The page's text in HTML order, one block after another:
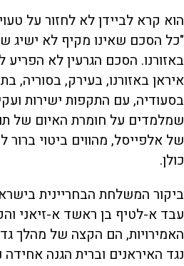
הוא קרא לביידן לא לחזור על
"כל הסכם שאינו מקיף לא ישיג
באזורנו. הסכם הגרעין לא
איראן באזורנו, בעירק, בסוריה,
בסעודיה, עם התקפות ישירות
שמלמדים על חומרת האיום של
של אלפייסל, מהווים ביטוי
כולן.
ביקור המשלחת הבחריינית
עבד א-לטיף בן ראשד א-זיאני
האמירויות, הם הקצה של מהלך
נגד האיראנים וברית הגנה אחידה